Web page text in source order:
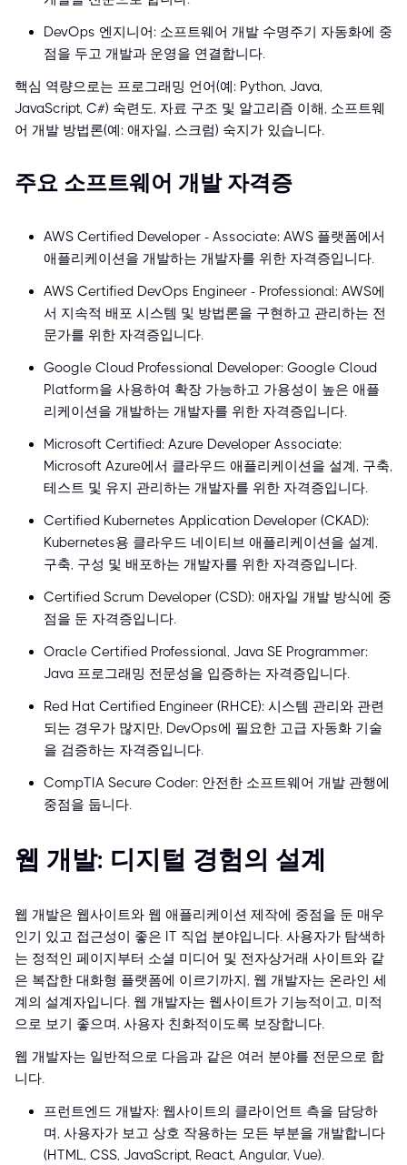
DevOps 엔지니어: 소프트웨어 개발 수명주기 자동화에 중
점을 두고 개발과 운영을 연결합니다.
핵심 역량으로는 프로그래밍 언어(예: Python, Java,
JavaScript, C#) 숙련도, 자료 구조 및 알고리즘 이해, 소프트웨
어 개발 방법론(예: 애자일, 스크럼) 숙지가 있습니다.
주요 소프트웨어 개발 자격증
AWS Certified Developer - Associate: AWS 플랫폼에서
애플리케이션을 개발하는 개발자를 위한 자격증입니다.
AWS Certified DevOps Engineer - Professional: AWS에
서 지속적 배포 시스템 및 방법론을 구현하고 관리하는 전
문가를 위한 자격증입니다.
Google Cloud Professional Developer: Google Cloud
Platform을 사용하여 확장 가능하고 가용성이 높은 애플
리케이션을 개발하는 개발자를 위한 자격증입니다.
Microsoft Certified: Azure Developer Associate:
Microsoft Azure에서 클라우드 애플리케이션을 설계, 구축,
테스트 및 유지 관리하는 개발자를 위한 자격증입니다.
Certified Kubernetes Application Developer (CKAD):
Kubernetes용 클라우드 네이티브 애플리케이션을 설계,
구축, 구성 및 배포하는 개발자를 위한 자격증입니다.
Certified Scrum Developer (CSD): 애자일 개발 방식에 중
점을 둔 자격증입니다.
Oracle Certified Professional, Java SE Programmer:
Java 프로그래밍 전문성을 입증하는 자격증입니다.
Red Hat Certified Engineer (RHCE): 시스템 관리와 관련
되는 경우가 많지만, DevOps에 필요한 고급 자동화 기술
을 검증하는 자격증입니다.
CompTIA Secure Coder: 안전한 소프트웨어 개발 관행에
중점을 둡니다.
웹 개발: 디지털 경험의 설계
웹 개발은 웹사이트와 웹 애플리케이션 제작에 중점을 둔 매우
인기 있고 접근성이 좋은 IT 직업 분야입니다. 사용자가 탐색하
는 정적인 페이지부터 소셜 미디어 및 전자상거래 사이트와 같
은 복잡한 대화형 플랫폼에 이르기까지, 웹 개발자는 온라인 세
계의 설계자입니다. 웹 개발자는 웹사이트가 기능적이고, 미적
으로 보기 좋으며, 사용자 친화적이도록 보장합니다.
웹 개발자는 일반적으로 다음과 같은 여러 분야를 전문으로 합
니다.
프런트엔드 개발자: 웹사이트의 클라이언트 측을 담당하
며, 사용자가 보고 상호 작용하는 모든 부분을 개발합니다
(HTML, CSS, JavaScript, React, Angular, Vue).